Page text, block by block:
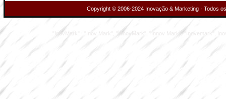
Copyright © 2006-2024 Inovação & Marketing · Todos
"InovMark" , "Inov Mark", "InnovMark", "Innov Mark", "Inovemark",